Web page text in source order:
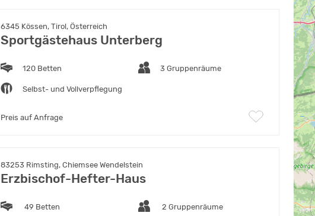
6345 Kössen, Tirol, Österreich
Sportgästehaus Unterberg
120 Betten 3 Gruppenräume
Selbst- und Vollverpflegung
Preis auf Anfrage
83253 Rimsting, Chiemsee Wendelstein
Erzbischof-Hefter-Haus
49 Betten 2 Gruppenräume